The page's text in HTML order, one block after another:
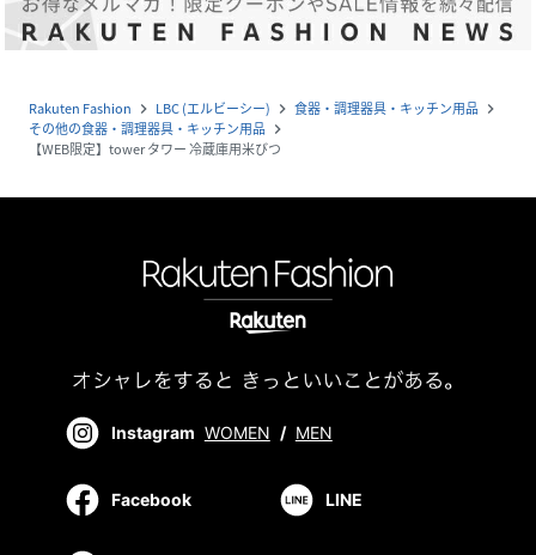
Rakuten Fashion navigate_next LBC (エルビーシー) navigate_next 食器・調理器具・キッチン用品 navigate_next
その他の食器・調理器具・キッチン用品 navigate_next
【WEB限定】tower タワー 冷蔵庫用米びつ
Instagram WOMEN / MEN
Facebook LINE